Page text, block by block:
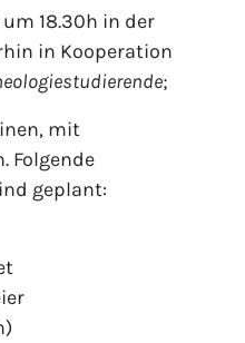
18.30h in der
in Kooperation
;
mit
Folgende
geplant: